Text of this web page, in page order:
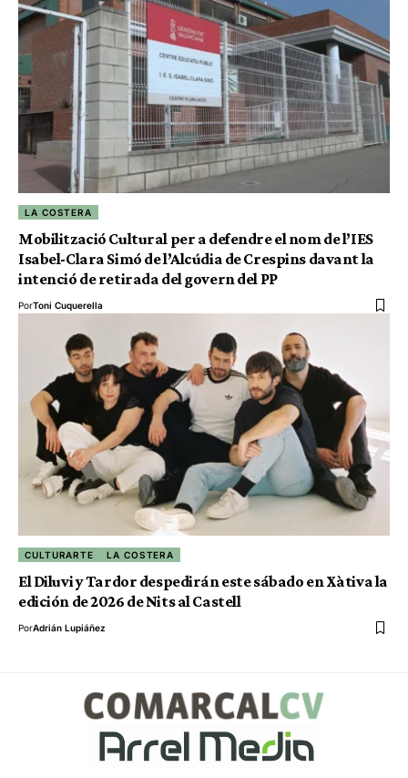
LA COSTERA
Mobilització Cultural per a defendre el nom de l’IES
Isabel-Clara Simó de l’Alcúdia de Crespins davant la
intenció de retirada del govern del PP
PorToni Cuquerella
CULTURARTE LA COSTERA
El Diluvi y Tardor despedirán este sábado en Xàtiva la
edición de 2026 de Nits al Castell
PorAdrián Lupiáñez